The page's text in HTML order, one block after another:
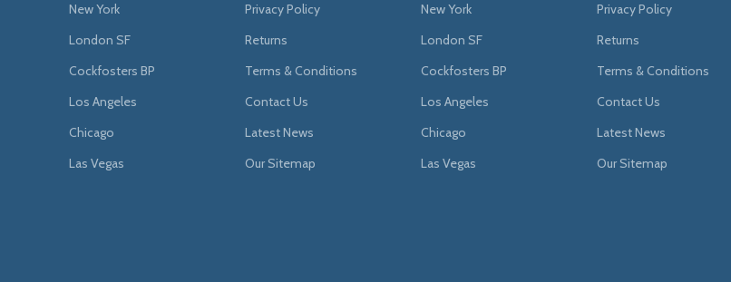
New York
London SF
Cockfosters BP
Los Angeles
Chicago
Las Vegas
Privacy Policy
Returns
Terms & Conditions
Contact Us
Latest News
Our Sitemap
New York
London SF
Cockfosters BP
Los Angeles
Chicago
Las Vegas
Privacy Policy
Returns
Terms & Conditions
Contact Us
Latest News
Our Sitemap